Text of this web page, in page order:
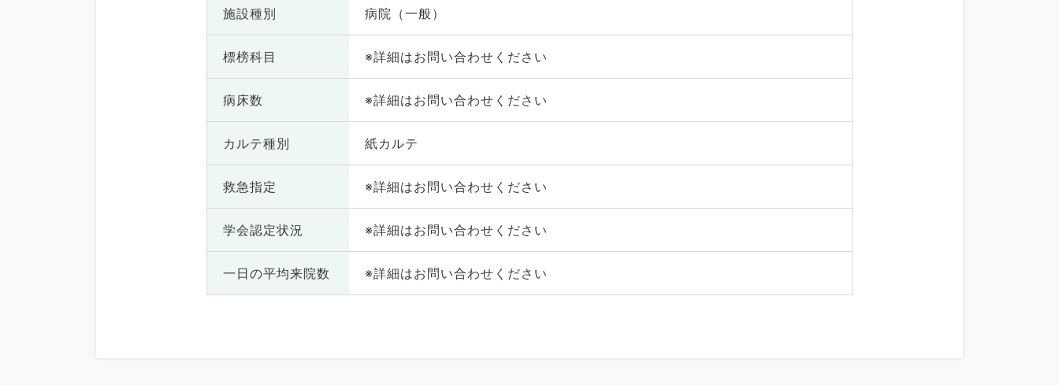
施設種別 病院（一般）
標榜科目 ※詳細はお問い合わせください
病床数 ※詳細はお問い合わせください
カルテ種別 紙カルテ
救急指定 ※詳細はお問い合わせください
学会認定状況 ※詳細はお問い合わせください
一日の平均来院数 ※詳細はお問い合わせください